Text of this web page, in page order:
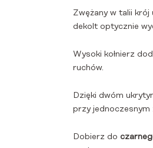
Zwężany w talii
dekolt optycznie
Wysoki kołnierz
ruchów.
Dzięki dwóm
przy jednoczesnym
Dobierz do